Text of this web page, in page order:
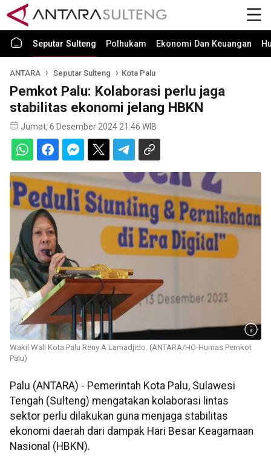
Seputar Sulteng Polhukam Ekonomi Dan Keuangan
ANTARA Seputar Sulteng Kota Palu
Pemkot Palu: Kolaborasi perlu jaga
stabilitas ekonomi jelang HBKN
Jumat, 6 Desember 2024 21:46 WIB
Wakil Wali Kota Palu Reny A Lamadjido. (ANTARA/HO-Humas Pemkot
Palu)
Palu (ANTARA) - Pemerintah Kota Palu, Sulawesi
Tengah (Sulteng) mengatakan kolaborasi lintas
sektor perlu dilakukan guna menjaga stabilitas
ekonomi daerah dari dampak Hari Besar Keagamaan
Nasional (HBKN).